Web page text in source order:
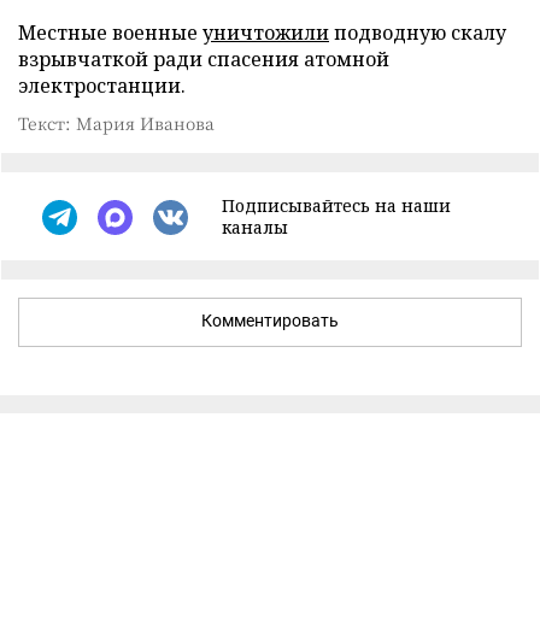
Местные военные уничтожилиподводную скалу
взрывчаткой ради спасения атомной
электростанции.
Текст: Мария Иванова
Подписывайтесь на наши
каналы
Комментировать